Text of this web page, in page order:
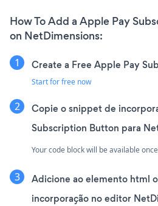
How To Add a Apple Pay
on NetDimensions:
Create a Free Apple Pay
Start for free now
Copie o snippet de
Subscription Button para
Your code block will be available
Adicione ao elemento html
incorporação no editor